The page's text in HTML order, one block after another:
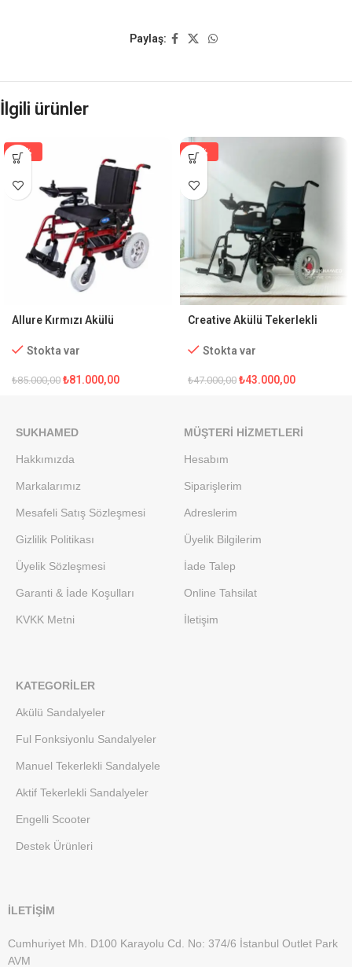
Paylaş:
İlgili ürünler
-5%
Allure Kırmızı Akülü
Stokta var
₺85.000,00 ₺81.000,00
-9%
Creative Akülü Tekerlekli
Stokta var
₺47.000,00 ₺43.000,00
SUKHAMED
Hakkımızda
Markalarımız
Mesafeli Satış Sözleşmesi
Gizlilik Politikası
Üyelik Sözleşmesi
Garanti & İade Koşulları
KVKK Metni
MÜŞTERI HIZMETLERI
Hesabım
Siparişlerim
Adreslerim
Üyelik Bilgilerim
İade Talep
Online Tahsilat
İletişim
KATEGORILER
Akülü Sandalyeler
Ful Fonksiyonlu Sandalyeler
Manuel Tekerlekli Sandalyele
Aktif Tekerlekli Sandalyeler
Engelli Scooter
Destek Ürünleri
İLETİŞİM
Cumhuriyet Mh. D100 Karayolu Cd. No: 374/6 İstanbul Outlet Park
AVM